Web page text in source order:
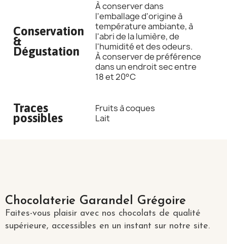
Conservation
&
Dégustation
À conserver dans
l'emballage d'origine à
température ambiante, à
l'abri de la lumière, de
l'humidité et des odeurs.
À conserver de préférence
dans un endroit sec entre
18 et 20°C
Traces
possibles
Fruits à coques
Lait
Chocolaterie Garandel Grégoire
Faites-vous plaisir avec nos chocolats de qualité
supérieure, accessibles en un instant sur notre site.